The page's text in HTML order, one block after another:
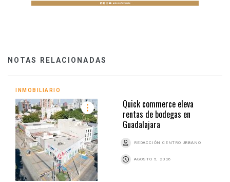
NOTAS RELACIONADAS
INMOBILIARIO
Quick commerce eleva
rentas de bodegas en
Guadalajara
REDACCIÓN CENTRO URBANO
AGOSTO 5, 2026